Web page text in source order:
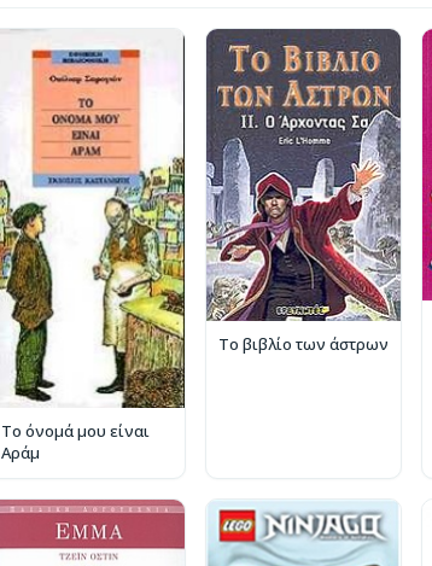
Το όνομά μου είναι
Αράμ
Το βιβλίο των άστρων